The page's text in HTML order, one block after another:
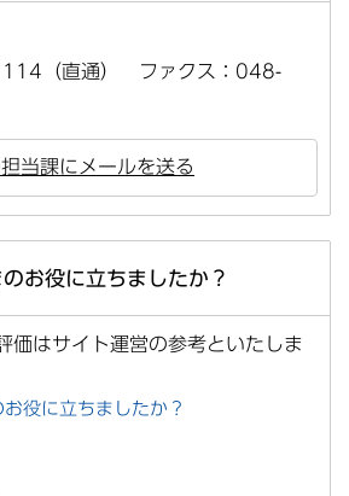
（直通） ファクス：048-
当課にメールを送る
お役に立ちましたか？
価はサイト運営の参考といたしま
役に立ちましたか？